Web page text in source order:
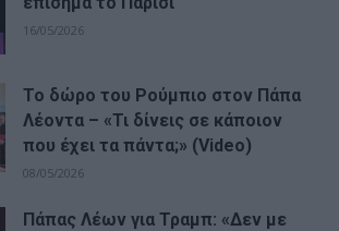
16/05/2026
Το δώρο του Ρούμπιο στον Πάπα
Λέοντα – «Τι δίνεις σε κάποιον
που έχει τα πάντα;» (Video)
08/05/2026
Πάπας Λέων για Τραμπ: «Δεν με